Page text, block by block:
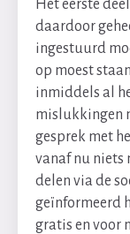
Het eerste
daardoor
ingestuurd
op moest
inmiddels al
mislukkingen
gesprek met
vanaf nu niets
delen via de
geïnformeerd
gratis en voor